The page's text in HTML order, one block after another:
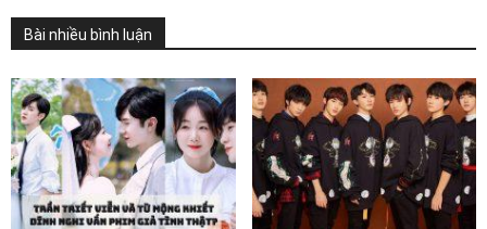
Bài nhiều bình luận